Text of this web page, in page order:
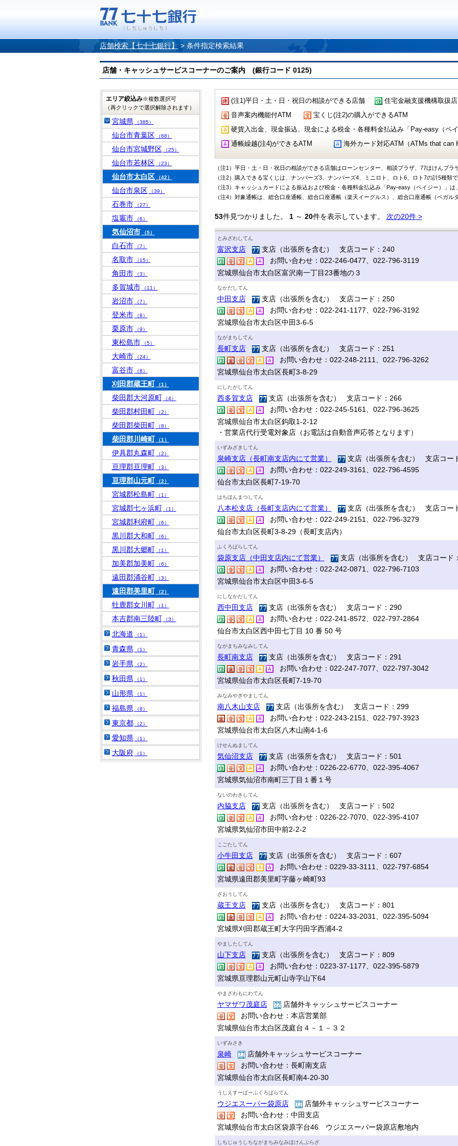
店舗検索【七十七銀行】 > 条件指定検索結果
店舗・キャッシュサービスコーナーのご案内 (銀行コード 0125)
(注1)平日・土・日・祝日の相談ができる店舗 住宅金融支援機構取扱店
音声案内機能付ATM
宝くじ(注2)の購入ができるATM
硬貨入出金、現金振込、現金による税金・各種料金払込み「Pay-easy（ペ
通帳繰越(注4)ができるATM
海外カード対応ATM（ATMs that can
（注1）平日・土・日・祝日の相談ができる店舗はローンセンター、相談プラザ、77ほけんプラ
（注2）購入できる宝くじは、ナンバーズ3、ナンバーズ4、ミニロト、ロト6、ロト7の計5種類で
（注3）キャッシュカードによる振込および税金・各種料金払込み「Pay-easy（ペイジー）」は
（注4）対象通帳は、総合口座通帳、総合口座通帳（楽天イーグルス）、総合口座通帳（ベガル
53件見つかりました。 1～ 20件を表示しています。 次の20件 >
とみざわしてん
富沢支店
支店（出張所を含む） 支店コード：240
お問い合わせ：022-246-0477、022-796-3119
宮城県仙台市太白区富沢南一丁目23番地の３
なかだしてん
中田支店
支店（出張所を含む） 支店コード：250
お問い合わせ：022-241-1177、022-796-3192
宮城県仙台市太白区中田3-6-5
ながまちしてん
長町支店
支店（出張所を含む） 支店コード：251
お問い合わせ：022-248-2111、022-796-3262
宮城県仙台市太白区長町3-8-29
にしたがしてん
西多賀支店
支店（出張所を含む） 支店コード：266
お問い合わせ：022-245-5161、022-796-3625
宮城県仙台市太白区鈎取1-2-12
・営業店代行受電対象店（お電話は自動音声応答となります）
いずみざきしてん
泉崎支店（長町南支店内にて営業）
支店（出張所を含む） 支店コー
お問い合わせ：022-249-3161、022-796-4595
仙台市太白区長町7-19-70
はちほんまつしてん
八本松支店（長町支店内にて営業）
支店（出張所を含む） 支店コー
お問い合わせ：022-249-2151、022-796-3279
仙台市太白区長町3-8-29（長町支店内）
ふくろばらしてん
袋原支店（中田支店内にて営業）
支店（出張所を含む） 支店コード
お問い合わせ：022-242-0871、022-796-7103
宮城県仙台市太白区中田3-6-5
にしなかだしてん
西中田支店
支店（出張所を含む） 支店コード：290
お問い合わせ：022-241-8572、022-797-2864
仙台市太白区西中田七丁目 10 番 50 号
ながまちみなみしてん
長町南支店
支店（出張所を含む） 支店コード：291
お問い合わせ：022-247-7077、022-797-3042
宮城県仙台市太白区長町7-19-70
みなみやぎやましてん
南八木山支店
支店（出張所を含む） 支店コード：299
お問い合わせ：022-243-2151、022-797-3923
宮城県仙台市太白区八木山南4-1-6
けせんぬましてん
気仙沼支店
支店（出張所を含む） 支店コード：501
お問い合わせ：0226-22-6770、022-395-4067
宮城県気仙沼市南町三丁目１番１号
ないのわきしてん
内脇支店
支店（出張所を含む） 支店コード：502
お問い合わせ：0226-22-7070、022-395-4107
宮城県気仙沼市田中前2-2-2
こごたしてん
小牛田支店
支店（出張所を含む） 支店コード：607
お問い合わせ：0229-33-3111、022-797-6854
宮城県遠田郡美里町字藤ヶ崎町93
ざおうしてん
蔵王支店
支店（出張所を含む） 支店コード：801
お問い合わせ：0224-33-2031、022-395-5094
宮城県刈田郡蔵王町大字円田字西浦4-2
やましたしてん
山下支店
支店（出張所を含む） 支店コード：809
お問い合わせ：0223-37-1177、022-395-5879
宮城県亘理郡山元町山寺字山下64
やまざわもにわてん
ヤマザワ茂庭店
店舗外キャッシュサービスコーナー
お問い合わせ：本店営業部
宮城県仙台市太白区茂庭台４－１－３２
いずみさき
泉崎
店舗外キャッシュサービスコーナー
お問い合わせ：長町南支店
宮城県仙台市太白区長町南4-20-30
うじえすーぱーふくろばらてん
ウジエスーパー袋原店
店舗外キャッシュサービスコーナー
お問い合わせ：中田支店
宮城県仙台市太白区袋原字台46 ウジエスーパー袋原店敷地内
しちじゅうしちながまちみなみほけんぷらざ
エリア絞込み※複数選択可
（再クリックで選択解除されます）
宮城県 （385）
仙台市青葉区 （68）
仙台市宮城野区 （25）
仙台市若林区 （23）
仙台市太白区 （42）
仙台市泉区 （39）
石巻市 （27）
塩竈市 （6）
気仙沼市 （5）
白石市 （7）
名取市 （15）
角田市 （3）
多賀城市 （11）
岩沼市 （7）
登米市 （8）
栗原市 （9）
東松島市 （5）
大崎市 （24）
富谷市 （8）
刈田郡蔵王町 （1）
柴田郡大河原町 （4）
柴田郡村田町 （2）
柴田郡柴田町 （8）
柴田郡川崎町 （1）
伊具郡丸森町 （2）
亘理郡亘理町 （3）
亘理郡山元町 （2）
宮城郡松島町 （1）
宮城郡七ヶ浜町 （1）
宮城郡利府町 （6）
黒川郡大和町 （6）
黒川郡大郷町 （1）
加美郡加美町 （6）
遠田郡涌谷町 （3）
遠田郡美里町 （2）
牡鹿郡女川町 （1）
本吉郡南三陸町 （3）
北海道 （1）
青森県 （1）
岩手県 （2）
秋田県 （1）
山形県 （1）
福島県 （8）
東京都 （2）
愛知県 （1）
大阪府 （1）